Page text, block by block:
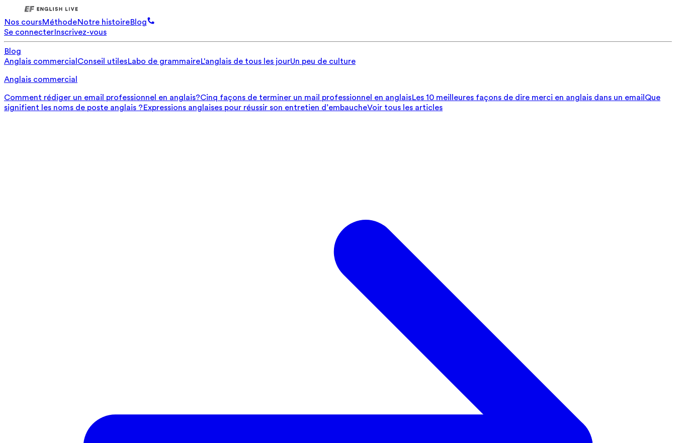
Nos coursMéthodeNotre histoireBlog
Se connecterInscrivez-vous
Blog
Anglais commercial Conseil utilesLabo de grammaireL'anglais de tous les jourUn peu de culture
Anglais commercial
Comment rédiger un email professionnel en anglais?Cinq façons de terminer un mail professionnel en anglaisLes 10 meilleures façons de dire merci en anglais dans un email Que
signifient les noms de poste anglais ?Expressions anglaises pour réussir son entretien d’embaucheVoir tous les articles